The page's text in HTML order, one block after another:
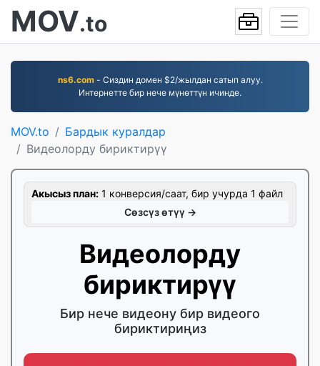
MOV.to
ns6.com- Сиздин домен $2/жылдан сатып алуу.
Интернетте бир нече мүнөттүн ичинде.
MOV.to
Бардык куралдар
Видеолорду бириктирүү
Акысыз план: 1 конверсия/саат, бир учурда 1 файл
Сөзсүз өтүү →
Видеолорду
бириктирүү
Бир нече видеону бир видеого
бириктириңиз